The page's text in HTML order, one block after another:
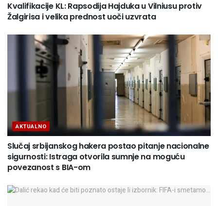
Kvalifikacije KL: Rapsodija Hajduka u Vilniusu protiv
Žalgirisa i velika prednost uoči uzvrata
AKTUALNO
Slučaj srbijanskog hakera postao pitanje nacionalne
sigurnosti: Istraga otvorila sumnje na moguću
povezanost s BIA-om